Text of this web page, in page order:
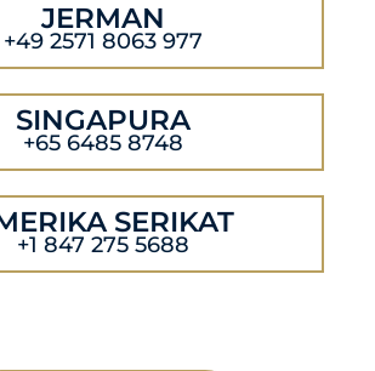
JERMAN
+49 2571 8063 977
SINGAPURA
+65 6485 8748
SERIKAT
+1 847 275 5688